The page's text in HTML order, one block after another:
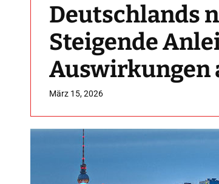
Deutschlands
Steigende
Auswirkungen
März 15, 2026